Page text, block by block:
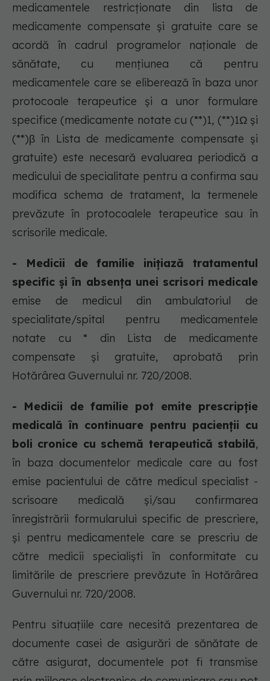
medicamentele restricționate din lista de
medicamente compensate și gratuite care se
acordă în cadrul programelor naționale de
sănătate, cu mențiunea că pentru
medicamentele care se eliberează în baza unor
protocoale terapeutice și a unor formulare
specifice (medicamente notate cu (**)1, (**)1Ω și
(**)β în Lista de medicamente compensate și
gratuite) este necesară evaluarea periodică a
medicului de specialitate pentru a confirma sau
modifica schema de tratament, la termenele
prevăzute în protocoalele terapeutice sau în
scrisorile medicale.
- Medicii de familie inițiază tratamentul
specific și în absența unei scrisori medicale
emise de medicul din ambulatoriul de
specialitate/spital pentru medicamentele
notate cu * din Lista de medicamente
compensate și gratuite, aprobată prin
Hotărârea Guvernului nr. 720/2008.
- Medicii de familie pot emite prescripție
medicală în continuare pentru pacienții cu
boli cronice cu schemă terapeutică stabilă,
în baza documentelor medicale care au fost
emise pacientului de către medicul specialist -
scrisoare medicală și/sau confirmarea
înregistrării formularului specific de prescriere,
și pentru medicamentele care se prescriu de
către medicii specialiști în conformitate cu
limitările de prescriere prevăzute în Hotărârea
Guvernului nr. 720/2008.
Pentru situațiile care necesită prezentarea de
documente casei de asigurări de sănătate de
către asigurat, documentele pot fi transmise